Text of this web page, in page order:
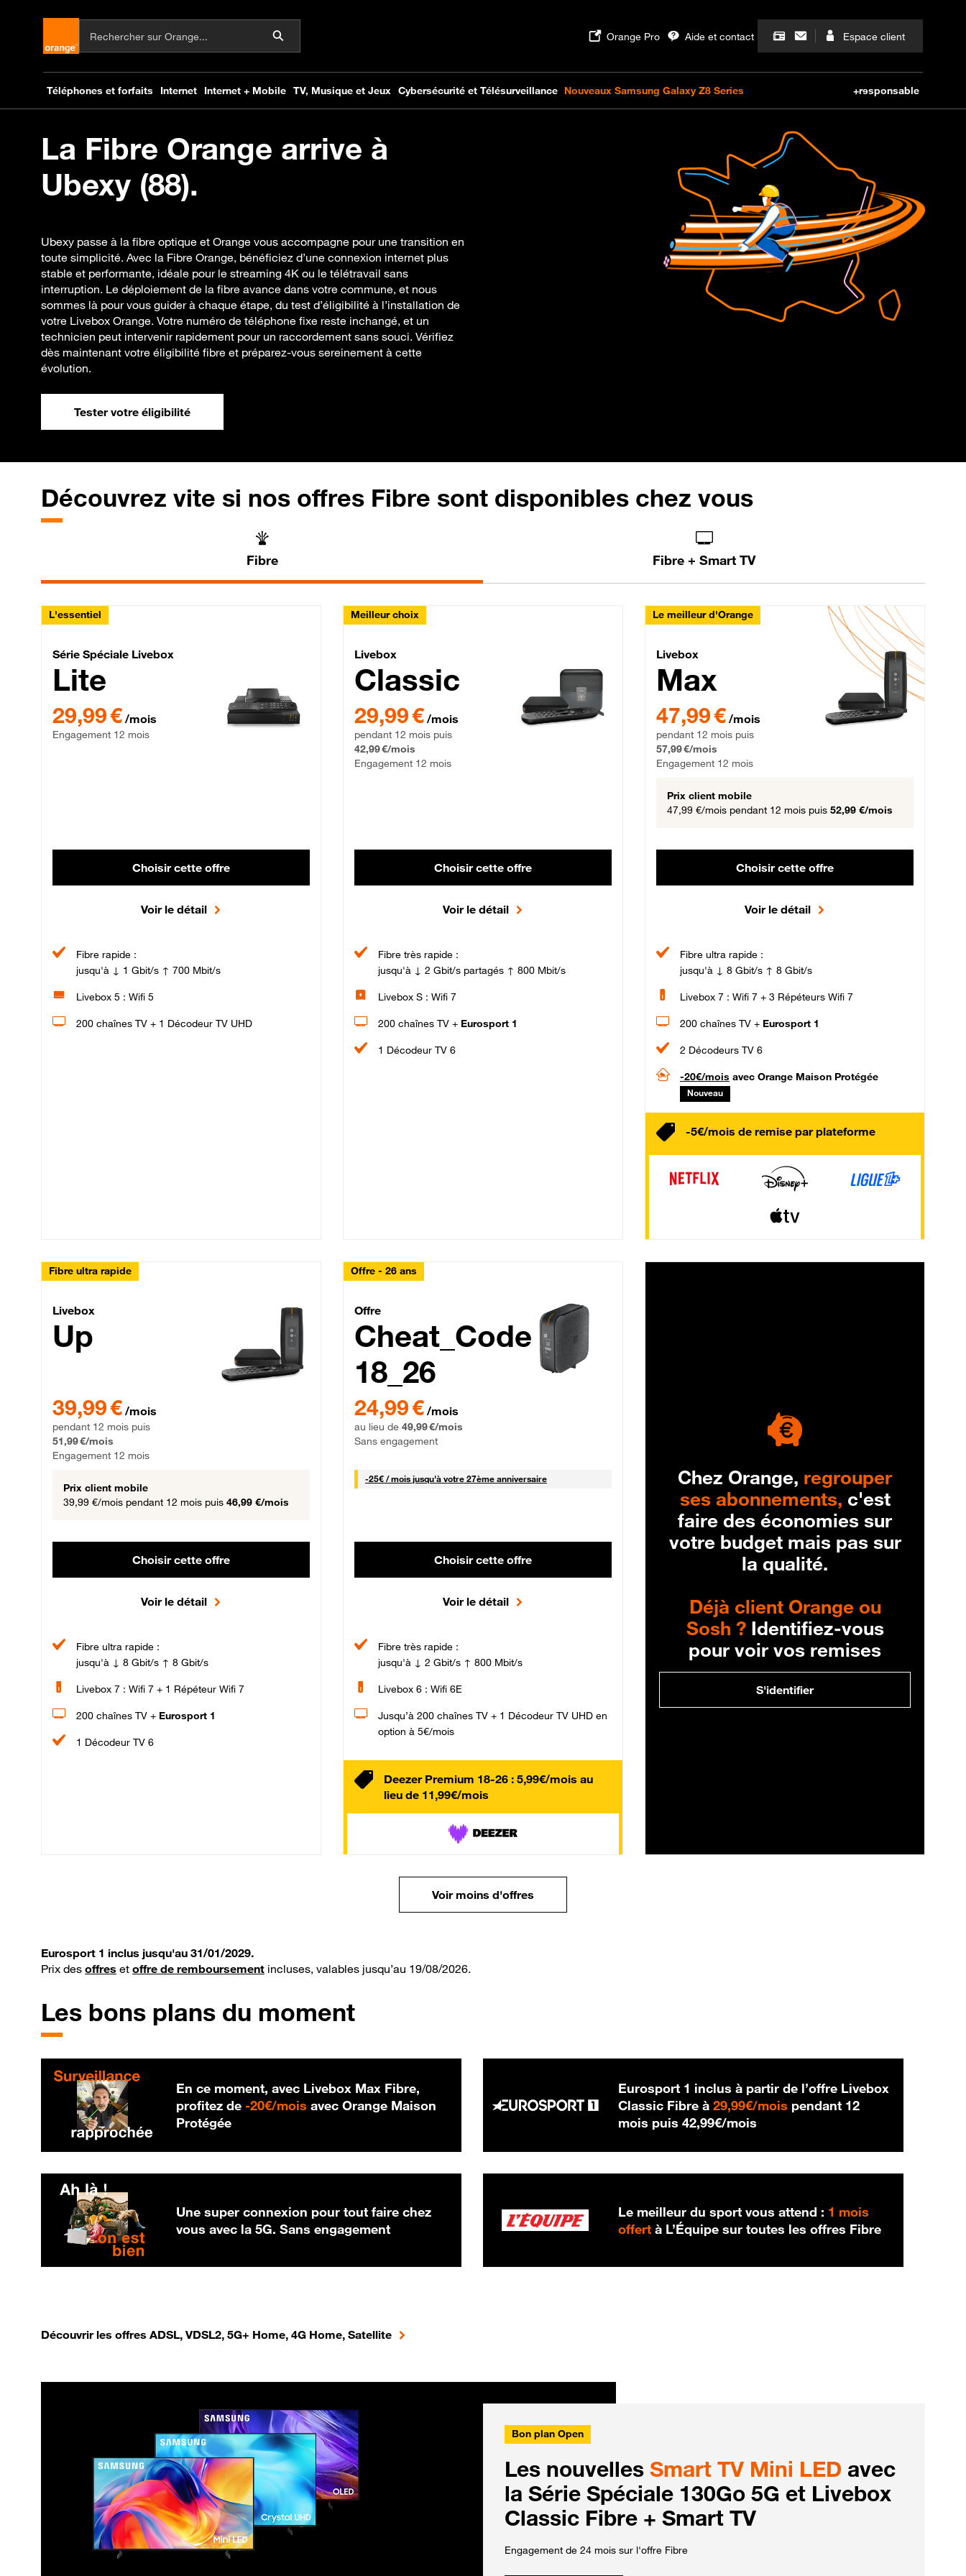
La Fibre Orange arrive à
Ubexy (88).
Ubexy passe à la fibre optique et Orange vous accompagne pour une transition en
toute simplicité. Avec la Fibre Orange, bénéficiez d’une connexion internet plus
stable et performante, idéale pour le streaming 4K ou le télétravail sans
interruption. Le déploiement de la fibre avance dans votre commune, et nous
sommes là pour vous guider à chaque étape, du test d’éligibilité à l’installation de
votre Livebox Orange. Votre numéro de téléphone fixe reste inchangé, et un
technicien peut intervenir rapidement pour un raccordement sans souci. Vérifiez
dès maintenant votre éligibilité fibre et préparez-vous sereinement à cette
évolution.
Tester votre éligibilité
Découvrez vite si nos offres Fibre sont disponibles chez vous
Fibre Fibre + Smart TV
L'essentiel
Série Spéciale Livebox Lite Fibre
Série Spéciale Livebox
Lite
29,99 € par mois , Engagement 12 mois
29,99 € /mois
Engagement 12 mois
Choisir cette offre
Voir le détail
Fibre rapide :
jusqu'à ↓ 1 Gbit/s ↑ 700 Mbit/s
Livebox 5 : Wifi 5
200 chaînes TV + 1 Décodeur TV UHD
Meilleur choix
Livebox Classic Fibre
Livebox
Classic
29,99 € par mois pendant 12 mois puis 42,99 € par mois, Engagement 12 mois
29,99 € /mois
pendant 12 mois puis
42,99 €/mois
Engagement 12 mois
Choisir cette offre
Voir le détail
Fibre très rapide :
jusqu'à ↓ 2 Gbit/s partagés ↑ 800 Mbit/s
Livebox S : Wifi 7
200 chaînes TV + Eurosport 1
1 Décodeur TV 6
Le meilleur d'Orange
Livebox Max Fibre
Livebox
Max
47,99 € par mois pendant 12 mois puis 57,99 € par mois,
47,99 € /mois
pendant 12 mois puis
57,99 €/mois
Engagement 12 mois
Prix client mobile
47,99 €/mois pendant 12 mois puis 52,99 €/mois
Choisir cette offre
Voir le détail
Fibre ultra rapide :
jusqu'à ↓ 8 Gbit/s ↑ 8 Gbit/s
Livebox 7 : Wifi 7 + 3 Répéteurs Wifi 7
200 chaînes TV + Eurosport 1
2 Décodeurs TV 6
-20€/mois avec Orange Maison Protégée
Nouveau
-5€/mois de remise par plateforme
Fibre ultra rapide
Livebox Up Fibre
Livebox
Up
39,99 € /mois
pendant 12 mois puis
51,99 €/mois
Engagement 12 mois
Prix client mobile
39,99 €/mois pendant 12 mois puis 46,99 €/mois
Choisir cette offre
Voir le détail
Fibre ultra rapide :
jusqu'à ↓ 8 Gbit/s ↑ 8 Gbit/s
Livebox 7 : Wifi 7 + 1 Répéteur Wifi 7
200 chaînes TV + Eurosport 1
1 Décodeur TV 6
Offre - 26 ans
Cheat_Code Fibre_18_26
Offre
Cheat_Code
18_26
24,99 € /mois
au lieu de 49,99 €/mois
Sans engagement
-25€ / mois25 € par mois
jusqu'à votre 27ème anniversaire
Choisir cette offre
Voir le détail
Fibre très rapide :
jusqu'à ↓ 2 Gbit/s ↑ 800 Mbit/s
Livebox 6 : Wifi 6E
Jusqu’à 200 chaînes TV + 1 Décodeur TV UHD en
option à 5€/mois
Deezer Premium 18-26 : 5,99€/mois au
lieu de 11,99€/mois
Chez Orange, regrouper
ses abonnements, c'est
faire des économies sur
votre budget mais pas sur
la qualité.
Déjà client Orange ou
Sosh ?Identifiez-vous
pour voir vos remises
S'identifier
Voir moins d'offres
Eurosport 1 inclus jusqu'au 31/01/2029.
Prix des offres et offre de remboursement incluses, valables jusqu’au 19/08/2026.
Les bons plans du moment
En ce moment, avec Livebox Max Fibre,
profitez de -20€/mois 20 € par mois
avec Orange Maison
Protégée
Eurosport 1 inclus à partir de l’offre Livebox
Classic Fibre à29,99€/mois 29,99 € par mois
pendant 12
mois puis42,99€/mois
Une super connexion pour tout faire chez
vous avec la 5G. Sans engagement
Le meilleur du sport vous attend : 1 mois
offert à L’Équipe sur toutes les offres Fibre
Découvrir les offres ADSL, VDSL2, 5G+ Home, 4G Home, Satellite
Bon plan Open
Les nouvelles Smart TV Mini LED avec
la Série Spéciale 130Go 5G et Livebox
Classic Fibre + Smart TV
Engagement de 24 mois sur l'offre Fibre